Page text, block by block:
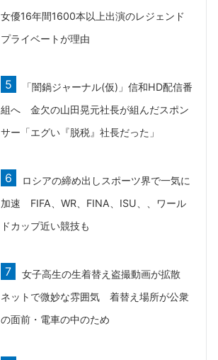
女優16年間1600本以上出演のレジェンド
プライベートが理由
「闇鍋ジャーナル(仮)」信和HD配信番
組へ 金欠の山田晃元社長が組んだスポン
サー「エグい『脱税』社長だった」
ロシアの締め出しスポーツ界で一気に
加速 FIFA、WR、FINA、ISU、、ワール
ドカップ近い競技も
女子高生の生着替え盗撮動画が拡散
ネットで微妙な雰囲気 着替え場所が公衆
の面前・電車の中のため